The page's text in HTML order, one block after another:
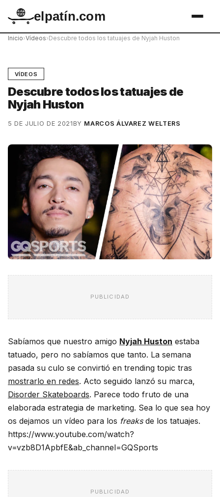
elpatín.com
Inicio›Vídeos›Descubre todos los tatuajes de Nyjah Huston
VÍDEOS
Descubre todos los tatuajes de
Nyjah Huston
5 DE JULIO DE 2021BY MARCOS ÁLVAREZ WELTERS
PUBLICIDAD
Sabíamos que nuestro amigo Nyjah Huston estaba
tatuado, pero no sabíamos que tanto. La semana
pasada su culo se convirtió en trending topic tras
mostrarlo en redes. Acto seguido lanzó su marca,
Disorder Skateboards. Parece todo fruto de una
elaborada estrategia de marketing. Sea lo que sea hoy
os dejamos un vídeo para los freaksde los tatuajes.
https://www.youtube.com/watch?
v=vzb8D1ApbfE&ab_channel=GQSports
PUBLICIDAD